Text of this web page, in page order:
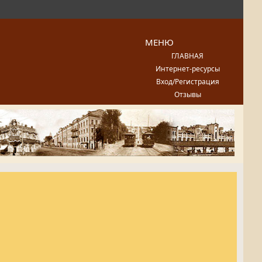
МЕНЮ
ГЛАВНАЯ
Интернет-ресурсы
Вход/Регистрация
Отзывы